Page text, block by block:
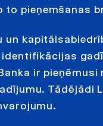
to pieņemšanas
ir pieņēmusi
Tādējādi